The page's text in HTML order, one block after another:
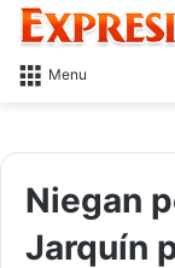
Menu
Niegan
Jarquín